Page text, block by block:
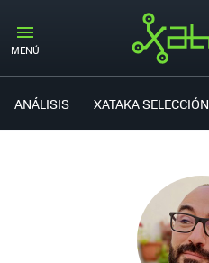
MENÚ
ANÁLISIS XATAKA SELECCIÓN